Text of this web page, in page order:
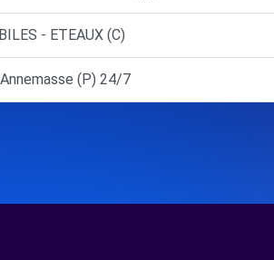
- ETEAUX (C)
(P) 24/7